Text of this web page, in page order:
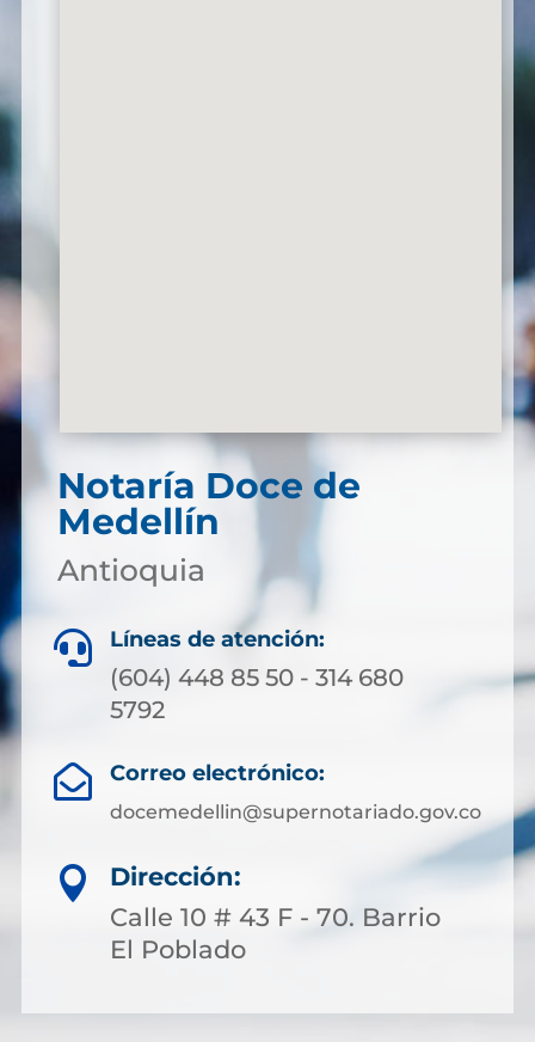
Notaría Doce de
Medellín
Antioquia
 Líneas de atención:
(604) 448 85 50 - 314 680
5792
 Correo electrónico:
docemedellin@supernotariado.gov.co

Dirección:
Calle 10 # 43 F - 70. Barrio
El Poblado